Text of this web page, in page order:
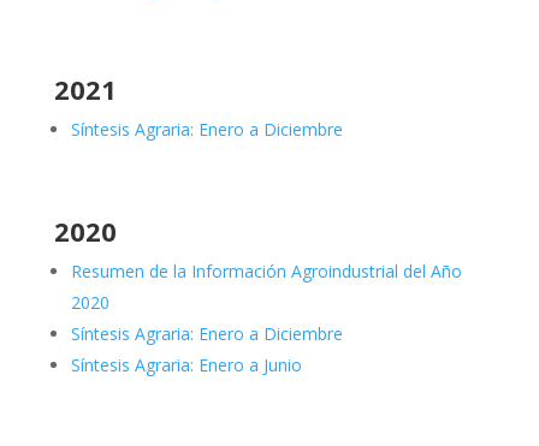
2021
Síntesis Agraria: Enero a Diciembre
2020
Resumen de la Información Agroindustrial del Año
2020
Síntesis Agraria: Enero a Diciembre
Síntesis Agraria: Enero a Junio